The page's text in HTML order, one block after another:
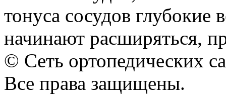
тонуса сосудов
начинают расширяться,
© Сеть ортопедических
Все права защищены.